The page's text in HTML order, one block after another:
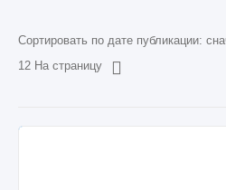
Сортировать по дате публикации:
12 На страницу